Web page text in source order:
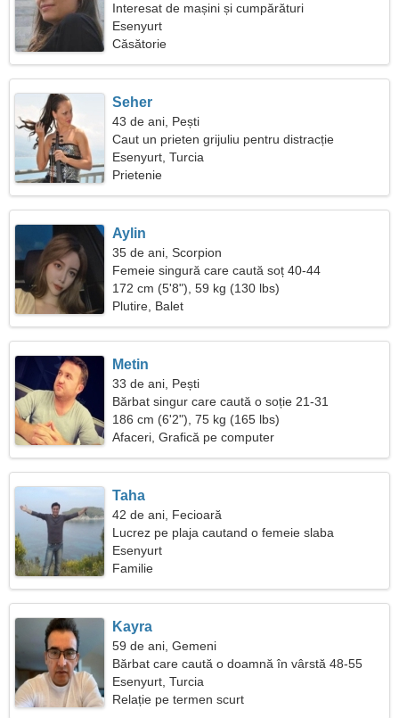
Interesat de mașini și cumpărături
Esenyurt
Căsătorie
Seher
43 de ani, Pești
Caut un prieten grijuliu pentru distracție
Esenyurt, Turcia
Prietenie
Aylin
35 de ani, Scorpion
Femeie singură care caută soț 40-44
172 cm (5'8"), 59 kg (130 lbs)
Plutire, Balet
Metin
33 de ani, Pești
Bărbat singur care caută o soție 21-31
186 cm (6'2"), 75 kg (165 lbs)
Afaceri, Grafică pe computer
Taha
42 de ani, Fecioară
Lucrez pe plaja cautand o femeie slaba
Esenyurt
Familie
Kayra
59 de ani, Gemeni
Bărbat care caută o doamnă în vârstă 48-55
Esenyurt, Turcia
Relație pe termen scurt